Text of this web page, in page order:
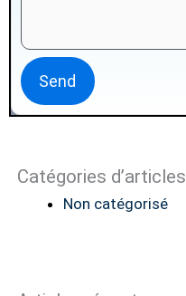
Catégories d’articles
Non catégorisé